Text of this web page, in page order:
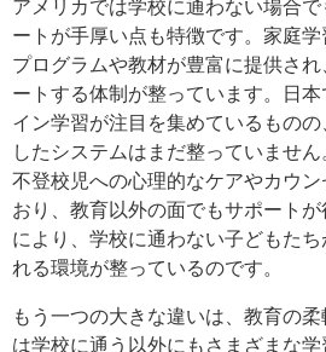
アメリカでは学校に通わない場合
ートが手厚い点も特徴です。家庭
プログラムや教材が豊富に提供さ
ートする体制が整っています。日
イン学習が注目を集めているもの
したシステムはまだ整っていませ
不登校児への心理的なケアやカウ
おり、教育以外の面でもサポート
により、学校に通わない子どもた
れる環境が整っているのです。
もう一つの大きな違いは、教育の
は学校に通う以外にもさまざまな